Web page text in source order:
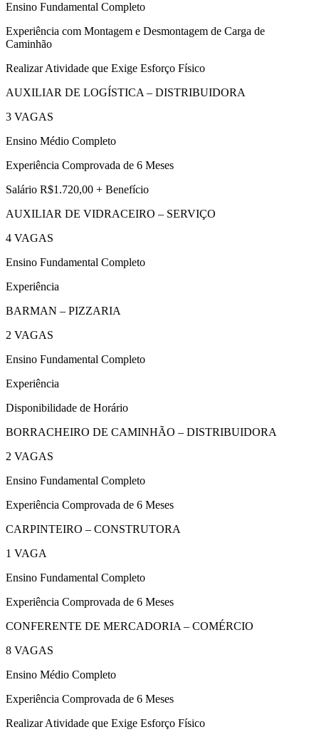
Ensino Fundamental Completo
Experiência com Montagem e Desmontagem de Carga de
Caminhão
Realizar Atividade que Exige Esforço Físico
AUXILIAR DE LOGÍSTICA – DISTRIBUIDORA
3 VAGAS
Ensino Médio Completo
Experiência Comprovada de 6 Meses
Salário R$1.720,00 + Benefício
AUXILIAR DE VIDRACEIRO – SERVIÇO
4 VAGAS
Ensino Fundamental Completo
Experiência
BARMAN – PIZZARIA
2 VAGAS
Ensino Fundamental Completo
Experiência
Disponibilidade de Horário
BORRACHEIRO DE CAMINHÃO – DISTRIBUIDORA
2 VAGAS
Ensino Fundamental Completo
Experiência Comprovada de 6 Meses
CARPINTEIRO – CONSTRUTORA
1 VAGA
Ensino Fundamental Completo
Experiência Comprovada de 6 Meses
CONFERENTE DE MERCADORIA – COMÉRCIO
8 VAGAS
Ensino Médio Completo
Experiência Comprovada de 6 Meses
Realizar Atividade que Exige Esforço Físico